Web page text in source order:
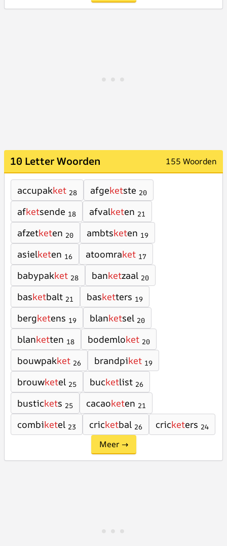
10 Letter Woorden 155 Woorden
accupakket 28 afgeketste 20
afketsende 18 afvalketen 21
afzetketen 20 ambtsketen 19
asielketen 16 atoomraket 17
babypakket 28 banketzaal 20
basketbalt 21 basketters 19
bergketens 19 blanketsel 20
blanketten 18 bodemloket 20
bouwpakket 26 brandpiket 19
brouwketel 25 bucketlist 26
bustickets 25 cacaoketen 21
combiketel 23 cricketbal 26 cricketers 24
Meer →